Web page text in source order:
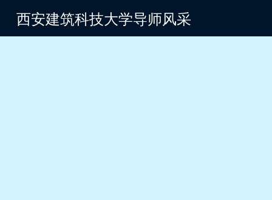
西安建筑科技大学导师风采